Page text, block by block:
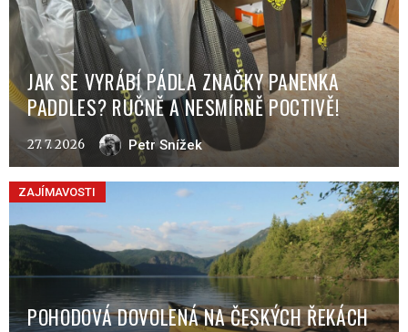
JAK SE VYRÁBÍ PÁDLA ZNAČKY PANENKA
PADDLES? RUČNĚ A NESMÍRNĚ POCTIVĚ!
27. 7. 2026 Petr Snížek
ZAJÍMAVOSTI
POHODOVÁ DOVOLENÁ NA ČESKÝCH ŘEKÁCH